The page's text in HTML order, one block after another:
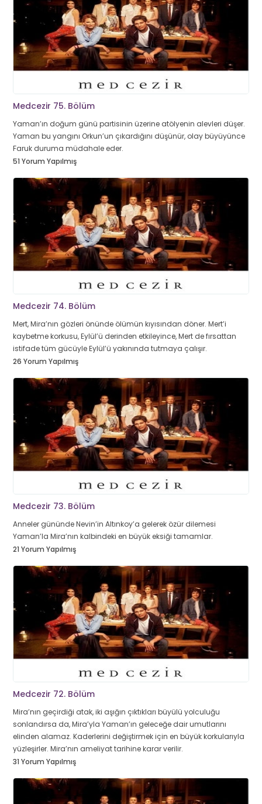
Medcezir 75. Bölüm
Yaman’ın doğum günü partisinin üzerine atölyenin alevleri düşer.
Yaman bu yangını Orkun’un çıkardığını düşünür, olay büyüyünce
Faruk duruma müdahale eder.
51 Yorum Yapılmış
Medcezir 74. Bölüm
Mert, Mira’nın gözleri önünde ölümün kıyısından döner. Mert’i
kaybetme korkusu, Eylül’ü derinden etkileyince, Mert de fırsattan
istifade tüm gücüyle Eylül’ü yakınında tutmaya çalışır.
26 Yorum Yapılmış
Medcezir 73. Bölüm
Anneler gününde Nevin’in Altınkoy’a gelerek özür dilemesi
Yaman’la Mira’nın kalbindeki en büyük eksiği tamamlar.
21 Yorum Yapılmış
Medcezir 72. Bölüm
Mira’nın geçirdiği atak, iki aşığın çıktıkları büyülü yolculuğu
sonlandırsa da, Mira’yla Yaman’ın geleceğe dair umutlarını
elinden alamaz. Kaderlerini değiştirmek için en büyük korkularıyla
yüzleşirler. Mira’nın ameliyat tarihine karar verilir.
31 Yorum Yapılmış